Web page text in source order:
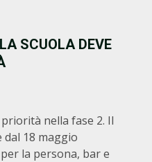
SCUOLA DEVE
nella fase 2. Il
18 maggio
la persona, bar e